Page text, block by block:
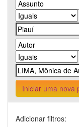
Iniciar uma nova
Adicionar filtros: